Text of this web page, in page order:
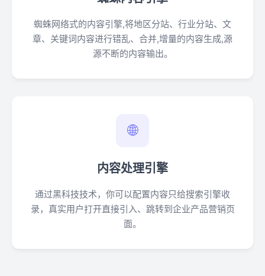
蜘蛛网络式的内容引擎,将地区分站、行业分站、文
章、关键词内容进行错乱、合并,增量的内容生成,源
源不断的内容输出。
🌐
内容处理引擎
通过黑科技技术，你可以配置内容只给搜索引擎收
录，真实用户打开直接引入、跳转到企业产品营销页
面。